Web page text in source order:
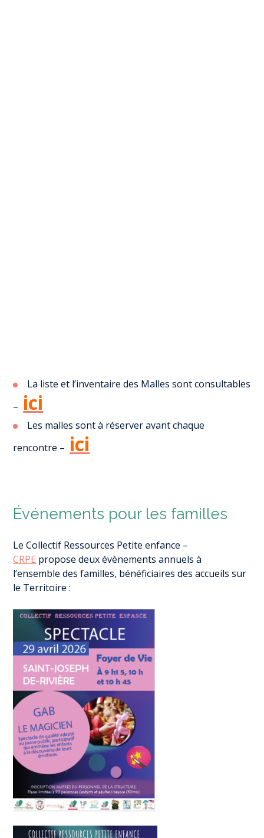
La liste et l’inventaire des Malles sont consultables
– ici
Les malles sont à réserver avant chaque
rencontre – ici
Événements pour les familles
Le Collectif Ressources Petite enfance –
CRPE propose deux évènements annuels à
l’ensemble des familles, bénéficiaires des accueils sur
le Territoire :